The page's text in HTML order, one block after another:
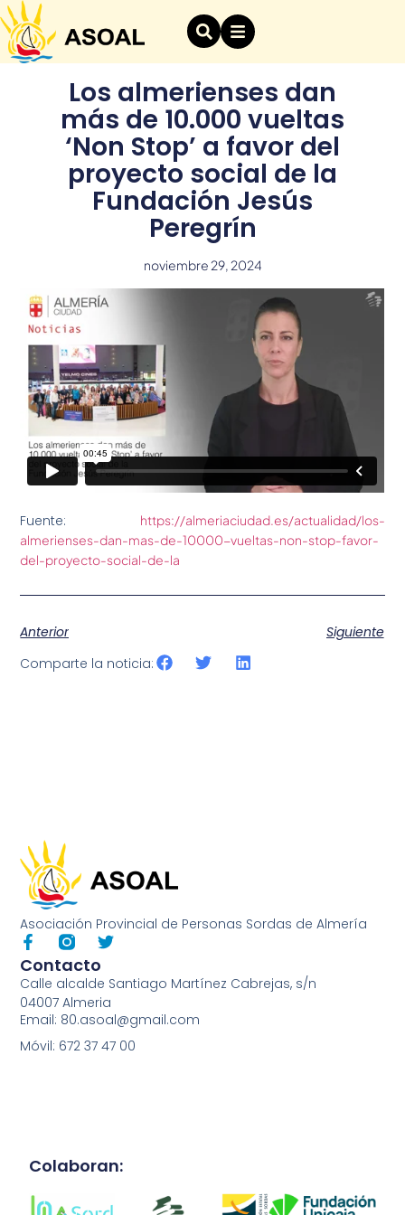
Los almerienses dan
más de 10.000 vueltas
‘Non Stop’ a favor del
proyecto social de la
Fundación Jesús
Peregrín
noviembre 29, 2024
Fuente:
https://almeriaciudad.es/actualidad/los-
almerienses-dan-mas-de-10000-vueltas-non-stop-favor-
del-proyecto-social-de-la
Anterior
Siguiente
Comparte la noticia:
Asociación Provincial de Personas Sordas de Almería
Contacto
Calle alcalde Santiago Martínez Cabrejas, s/n
04007 Almeria
Email: 80.asoal@gmail.com
Móvil: 672 37 47 00
Colaboran: